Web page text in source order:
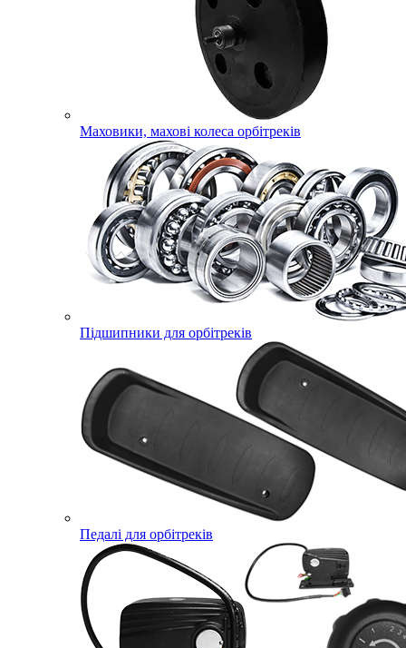
Маховики, махові колеса орбітреків
Підшипники для орбітреків
Педалі для орбітреків